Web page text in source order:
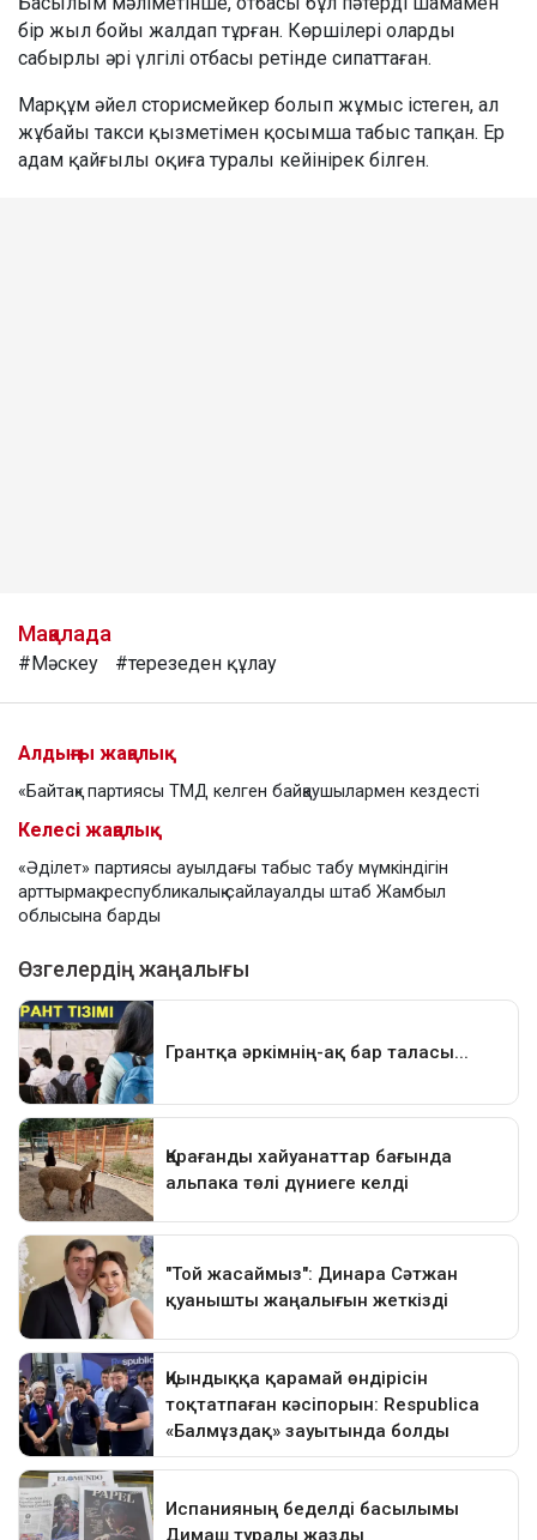
бір жыл бойы жалдап тұрған. Көршілері оларды
сабырлы әрі үлгілі отбасы ретінде сипаттаған.
Марқұм әйел сторисмейкер болып жұмыс істеген, ал
жұбайы такси қызметімен қосымша табыс тапқан. Ер
адам қайғылы оқиға туралы кейінірек білген.
Мақалада
#Мәскеу #терезеден құлау
Алдыңғы жаңалық
«Байтақ» партиясы ТМД келген байқаушылармен кездесті
Келесі жаңалық
«Әділет» партиясы ауылдағы табыс табу мүмкіндігін
арттырмақ: республикалық сайлауалды штаб Жамбыл
облысына барды